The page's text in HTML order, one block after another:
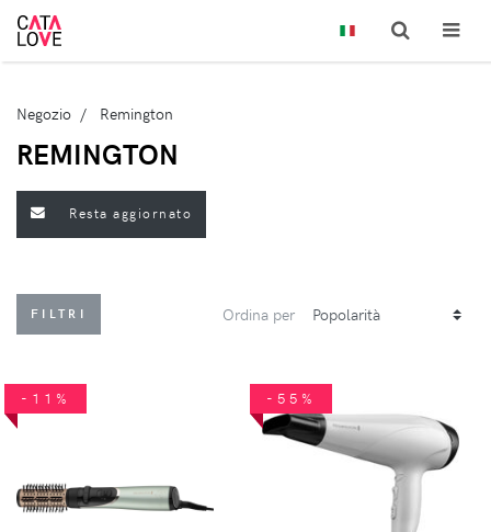
Negozio Remington
REMINGTON
Resta aggiornato
FILTRI Ordina per
-11% -55%